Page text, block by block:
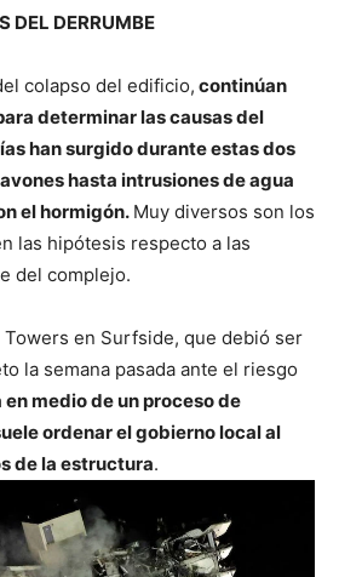
DEL DERRUMBE
colapso del edificio, continúan
determinar las causas del
han surgido durante estas dos
hasta intrusiones de agua
el hormigón. Muy diversos son los
las hipótesis respecto a las
del complejo.
en Surfside, que debió ser
la semana pasada ante el riesgo
medio de un proceso de
ordenar el gobierno local al
de la estructura.